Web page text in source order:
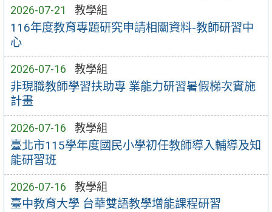
2026-07-21 教學組
116年度教育專題研究申請相關資料-教師研習中
心
2026-07-16 教學組
非現職教師學習扶助專 業能力研習暑假梯次實施
計畫
2026-07-16 教學組
臺北市115學年度國民小學初任教師導入輔導及知
能研習班
2026-07-16 教學組
臺中教育大學 台華雙語教學增能課程研習